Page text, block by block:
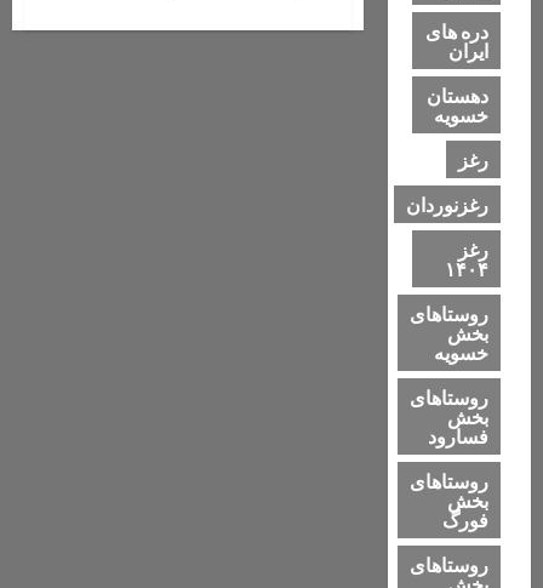
دره های
ایران
دهستان
خسویه
رغز
رغزنوردان
رغز
۱۴۰۴
روستاهای
بخش
خسویه
روستاهای
بخش
فسارود
روستاهای
بخش
فورگ
روستاهای